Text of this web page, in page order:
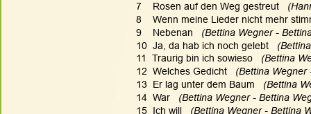
7    Rosen auf den Weg gestreut
8    Wenn meine Lieder nicht mehr
9    Nebenan
(Bettina Wegner -
10  Ja, da hab ich noch gelebt
11  Traurig bin ich sowieso
(Bettina
12  Welches Gedicht
(Bettina Wegner
13  Er lag unter dem Baum
(Bettina
14  War
(Bettina Wegner - Bettina
15  Ich will
(Bettina Wegner - Bettina